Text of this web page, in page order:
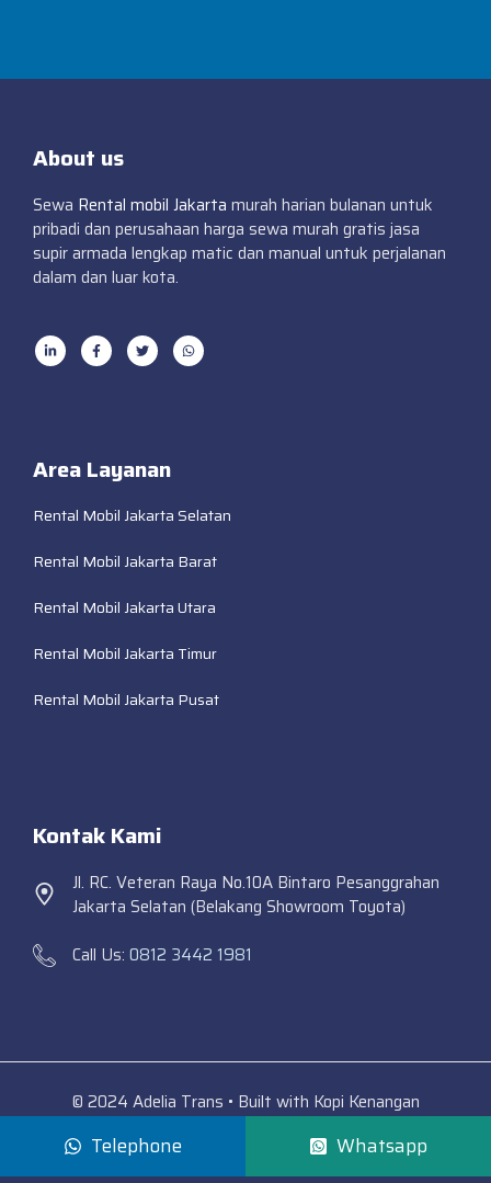
About us
Sewa Rental mobil Jakarta murah harian bulanan untuk
pribadi dan perusahaan harga sewa murah gratis jasa
supir armada lengkap matic dan manual untuk perjalanan
dalam dan luar kota.
Area Layanan
Rental Mobil Jakarta Selatan
Rental Mobil Jakarta Barat
Rental Mobil Jakarta Utara
Rental Mobil Jakarta Timur
Rental Mobil Jakarta Pusat
Kontak Kami
Jl. RC. Veteran Raya No.10A Bintaro Pesanggrahan
Jakarta Selatan (Belakang Showroom Toyota)
Call Us: 0812 3442 1981
© 2024 Adelia Trans • Built with Kopi Kenangan
Telephone Whatsapp